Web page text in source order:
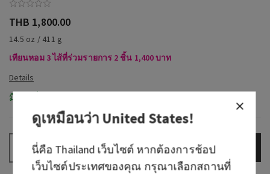
THB 1,800.00
14.5 oz / 411 g
เทียนหอม 3 ไส้ที่ร่วมรายการ 2 ชิ้น 1,400 บาท
มีในสต็อก
+ เพิ่มลงกระเป๋า
ดูเหมือนว่าUnited States!
นี่คือ Thailand เว็บไซต์ หากต้องการช้อป
เว็บไซต์ประเทศของคุณ กรุณาเลือกสถานที่